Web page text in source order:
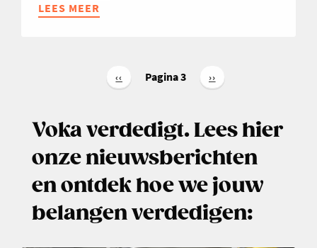
LEES MEER
ABOUT
2026
Vorige
pagina
‹‹ Pagina 3
Volgende
pagina
››
Voka verdedigt. Lees hier
onze nieuwsberichten
en ontdek hoe we jouw
belangen verdedigen: